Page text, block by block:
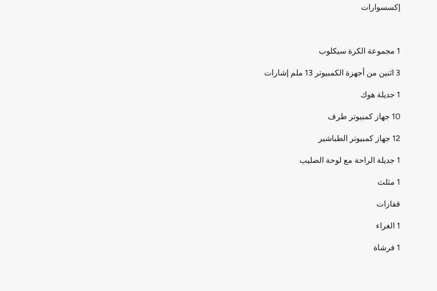
إكسسوارات
1 مجموعة الكرة سيكلوب
3 اثنين من أجهزة الكمبيوتر 13 ملم إشارات
1 جديلة هوك
10 جهاز كمبيوتر طرف
12 جهاز كمبيوتر الطباشير
1 جديلة الراحة مع لوحة الصليب
1 مثلث
قفازات
1 الغراء
1 فرشاة